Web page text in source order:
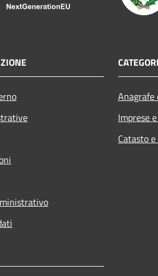
Imprese
Catasto